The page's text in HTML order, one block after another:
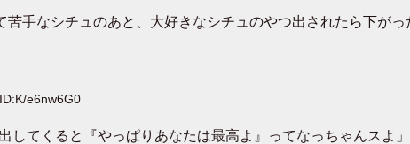
手なシチュのあと、大好きなシチュのやつ出されたら下が
e6nw6G0
てくると『やっぱりあなたは最高よ』ってなっちゃんスよ」